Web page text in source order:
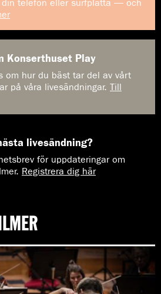
din telefon eller surfplatta — och
Konserthuset Play
om hur du bäst tar del av vårt
på våra livesändningar. Till
livesändning?
för uppdateringar om
Registrera dig här